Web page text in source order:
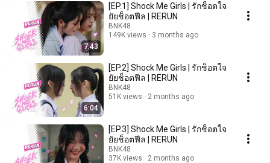
ตรง ๆ เพราะจอร์จี้ไม่ใช่สเปกของเธอ ความผิดหวังของทั้งสองคน กลายเป็นจุด
ที่ทำให้เส้นทางของพวกเธอมาเชื่อมกัน เมื่อจอร์จี้ตัดสินใจขอให้มินตราช่วย
“เปลี่ยนตัวเอง” ให้กลายเป็นผู้หญิงน่ารักในแบบที่ตะวันชอบ จากคนแปลก
หน้าที่แทบไม่สนใจกัน กลายเป็นคนที่ต้องใช้เวลาอยู่ด้วยกันทุกวัน ยิ่งใกล้กัน
มากขึ้นเท่าไหร่ ความสัมพันธ์ก็ยิ่งเปลี่ยนไป จากแค่ข้อตกลงธรรมดา กลาย
เป็นความผูกพันที่เริ่มชัดขึ้นโดยไม่รู้ตัว ในขณะที่เสี่ยและตะวันก็ยังคงมี
บทบาทบางอย่าง ที่ทำให้ความสัมพันธ์ของทุกคนยิ่งซับซ้อนขึ้น … ความรัก
ครั้งนี้อาจไม่ได้เป็นไปตามที่ใครตั้งใจ แต่กลับพาให้ทั้งสี่คนต้องมาเกี่ยวข้องกัน
มากกว่าที่คิด ติดตามรับชม Shock Me Girls รักช็อตใจยัยช็อตฟีล รอบ RERUN
ออกอากาศทุกวันจันทร์ และวันพุธ ทาง YouTube: BNK48 Shock Me Girls | รัก
ช็อตใจ ยัยช็อตฟีล www.tiktok.com/@shockmegirls.official
#ShockMeGirlsTH #รักช็อตใจยัยช็อตฟีล #IndependentFilm #BNK48
7:43
[EP.1] Shock Me Girls | รักช็อตใจ
ยัยช็อตฟีล | RERUN
BNK48
149K views
3 months ago
6:04
[EP.2] Shock Me Girls | รักช็อตใจ
ยัยช็อตฟีล | RERUN
BNK48
51K views
2 months ago
[EP.3] Shock Me Girls | รักช็อตใจ
ยัยช็อตฟีล | RERUN
BNK48
37K views
2 months ago